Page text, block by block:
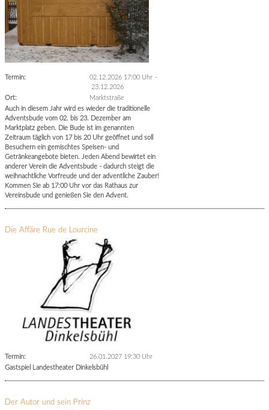
Termin: 02.12.2026 17:00 Uhr –
23.12.2026
Ort:
Marktstraße
Auch in diesem Jahr wird es wieder die traditionelle
Adventsbude vom 02. bis 23. Dezember am
Marktplatz geben. Die Bude ist im genannten
Zeitraum täglich von 17 bis 20 Uhr geöffnet und soll
Besuchern ein gemischtes Speisen- und
Getränkeangebote bieten. Jeden Abend bewirtet ein
anderer Verein die Adventsbude - dadurch steigt die
weihnachtliche Vorfreude und der adventliche Zauber!
Kommen Sie ab 17:00 Uhr vor das Rathaus zur
Vereinsbude und genießen Sie den Advent.
Die Affäre Rue de Lourcine
Termin:
26.01.2027 19:30 Uhr
Gastspiel Landestheater Dinkelsbühl
Der Autor und sein Prinz